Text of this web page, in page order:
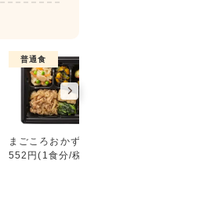
好い日の御膳（ごはん付き）
普通食
まごころおかず
552円(1食分/税込)